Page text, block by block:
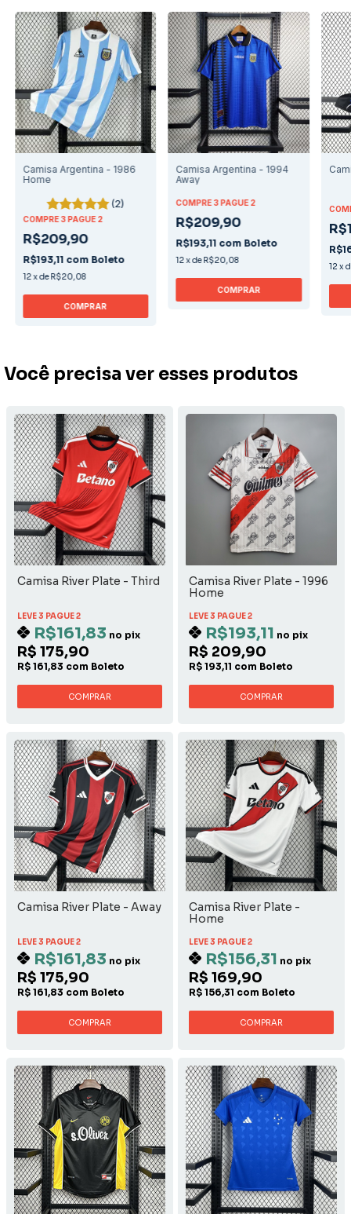
Camisa Argentina - 1986
Home
(2)
COMPRE 3 PAGUE 2
R$209,90
R$193,11 com Boleto
12xde R$20,08
COMPRAR
Camisa Argentina - 1994
Away
COMPRE 3 PAGUE 2
R$209,90
R$193,11 com Boleto
12xde R$20,08
COMPRAR
12 x
Você precisa ver esses produtos
Camisa River Plate - Third
LEVE 3 PAGUE 2
R$161,83 no pix
R$ 175,90
R$ 161,83 com Boleto
COMPRAR
Camisa River Plate - 1996
Home
LEVE 3 PAGUE 2
R$193,11 no pix
R$ 209,90
R$ 193,11 com Boleto
COMPRAR
Camisa River Plate - Away
LEVE 3 PAGUE 2
R$161,83 no pix
R$ 175,90
R$ 161,83 com Boleto
COMPRAR
Camisa River Plate -
Home
LEVE 3 PAGUE 2
R$156,31 no pix
R$ 169,90
R$ 156,31 com Boleto
COMPRAR